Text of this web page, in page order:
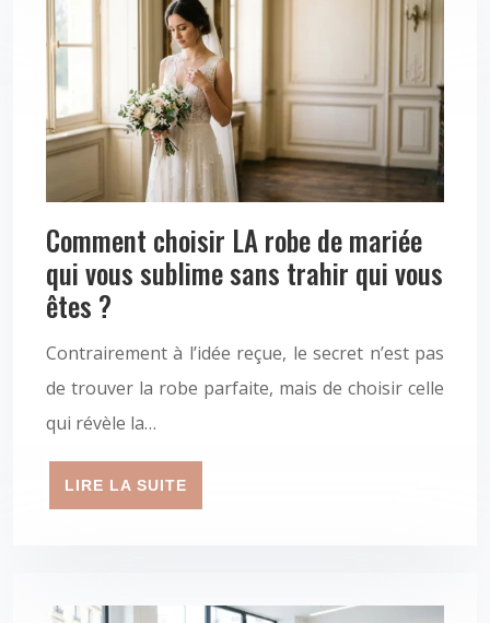
Comment choisir LA robe de mariée
qui vous sublime sans trahir qui vous
êtes ?
Contrairement à l’idée reçue, le secret n’est pas
de trouver la robe parfaite, mais de choisir celle
qui révèle la…
LIRE LA SUITE